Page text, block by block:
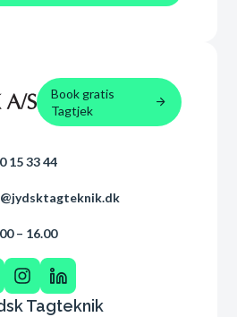
Book gratis
Tagtjek
15 33 44
– 16.00
Tagteknik